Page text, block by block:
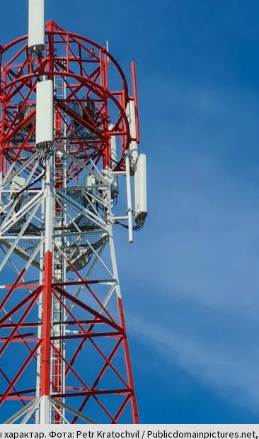
Фота: Petr Kratochvil / Publicdomainpictures.net,